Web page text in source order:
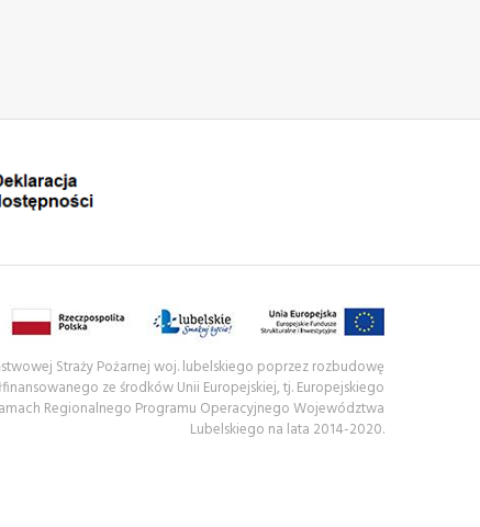
Straży Pożarnej woj. lubelskiego poprzez rozbudowę
ze środków Unii Europejskiej, tj. Europejskiego
Regionalnego Programu Operacyjnego Województwa
Lubelskiego na lata 2014-2020.